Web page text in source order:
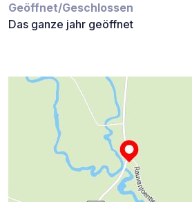
Geöffnet/Geschlossen
Das ganze jahr geöffnet